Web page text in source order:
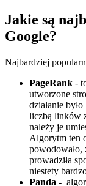
Jakie są
Google?
Najbardziej
PageRank -
utworzone
działanie
liczbą linków
należy je
Algorytm ten
powodowało,
prowadziła
niestety
Panda -